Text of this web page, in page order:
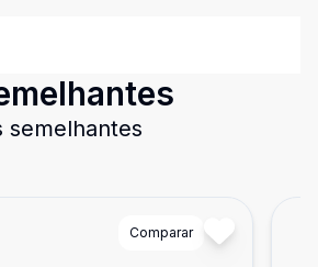
semelhantes
Comparar